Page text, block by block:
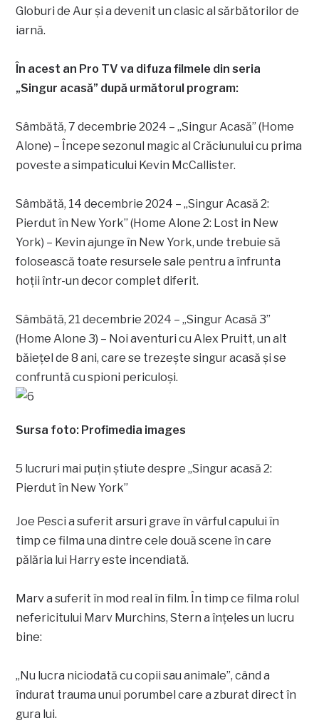
Globuri de Aur și a devenit un clasic al sărbătorilor de
iarnă.
În acest an Pro TV va difuza filmele din seria
„Singur acasă” după următorul program:
Sâmbătă, 7 decembrie 2024 – „Singur Acasă” (Home
Alone) – Începe sezonul magic al Crăciunului cu prima
poveste a simpaticului Kevin McCallister.
Sâmbătă, 14 decembrie 2024 – „Singur Acasă 2:
Pierdut în New York” (Home Alone 2: Lost in New
York) – Kevin ajunge în New York, unde trebuie să
folosească toate resursele sale pentru a înfrunta
hoții într-un decor complet diferit.
Sâmbătă, 21 decembrie 2024 – „Singur Acasă 3”
(Home Alone 3) – Noi aventuri cu Alex Pruitt, un alt
băiețel de 8 ani, care se trezește singur acasă și se
confruntă cu spioni periculoși.
Sursa foto: Profimedia images
5 lucruri mai puțin știute despre „Singur acasă 2:
Pierdut în New York”
Joe Pesci a suferit arsuri grave în vârful capului în
timp ce filma una dintre cele două scene în care
pălăria lui Harry este incendiată.
Marv a suferit în mod real în film. În timp ce filma rolul
nefericitului Marv Murchins, Stern a înțeles un lucru
bine:
„Nu lucra niciodată cu copii sau animale”, când a
îndurat trauma unui porumbel care a zburat direct în
gura lui.